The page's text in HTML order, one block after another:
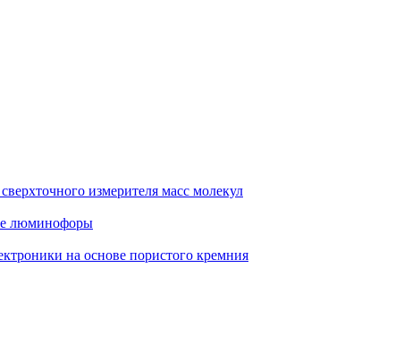
измерителя масс молекул
люминофоры
на основе пористого кремния